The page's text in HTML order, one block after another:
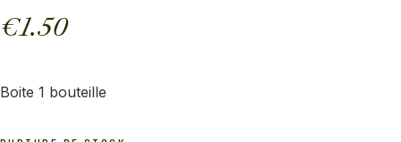
€1.50
Boite 1 bouteille